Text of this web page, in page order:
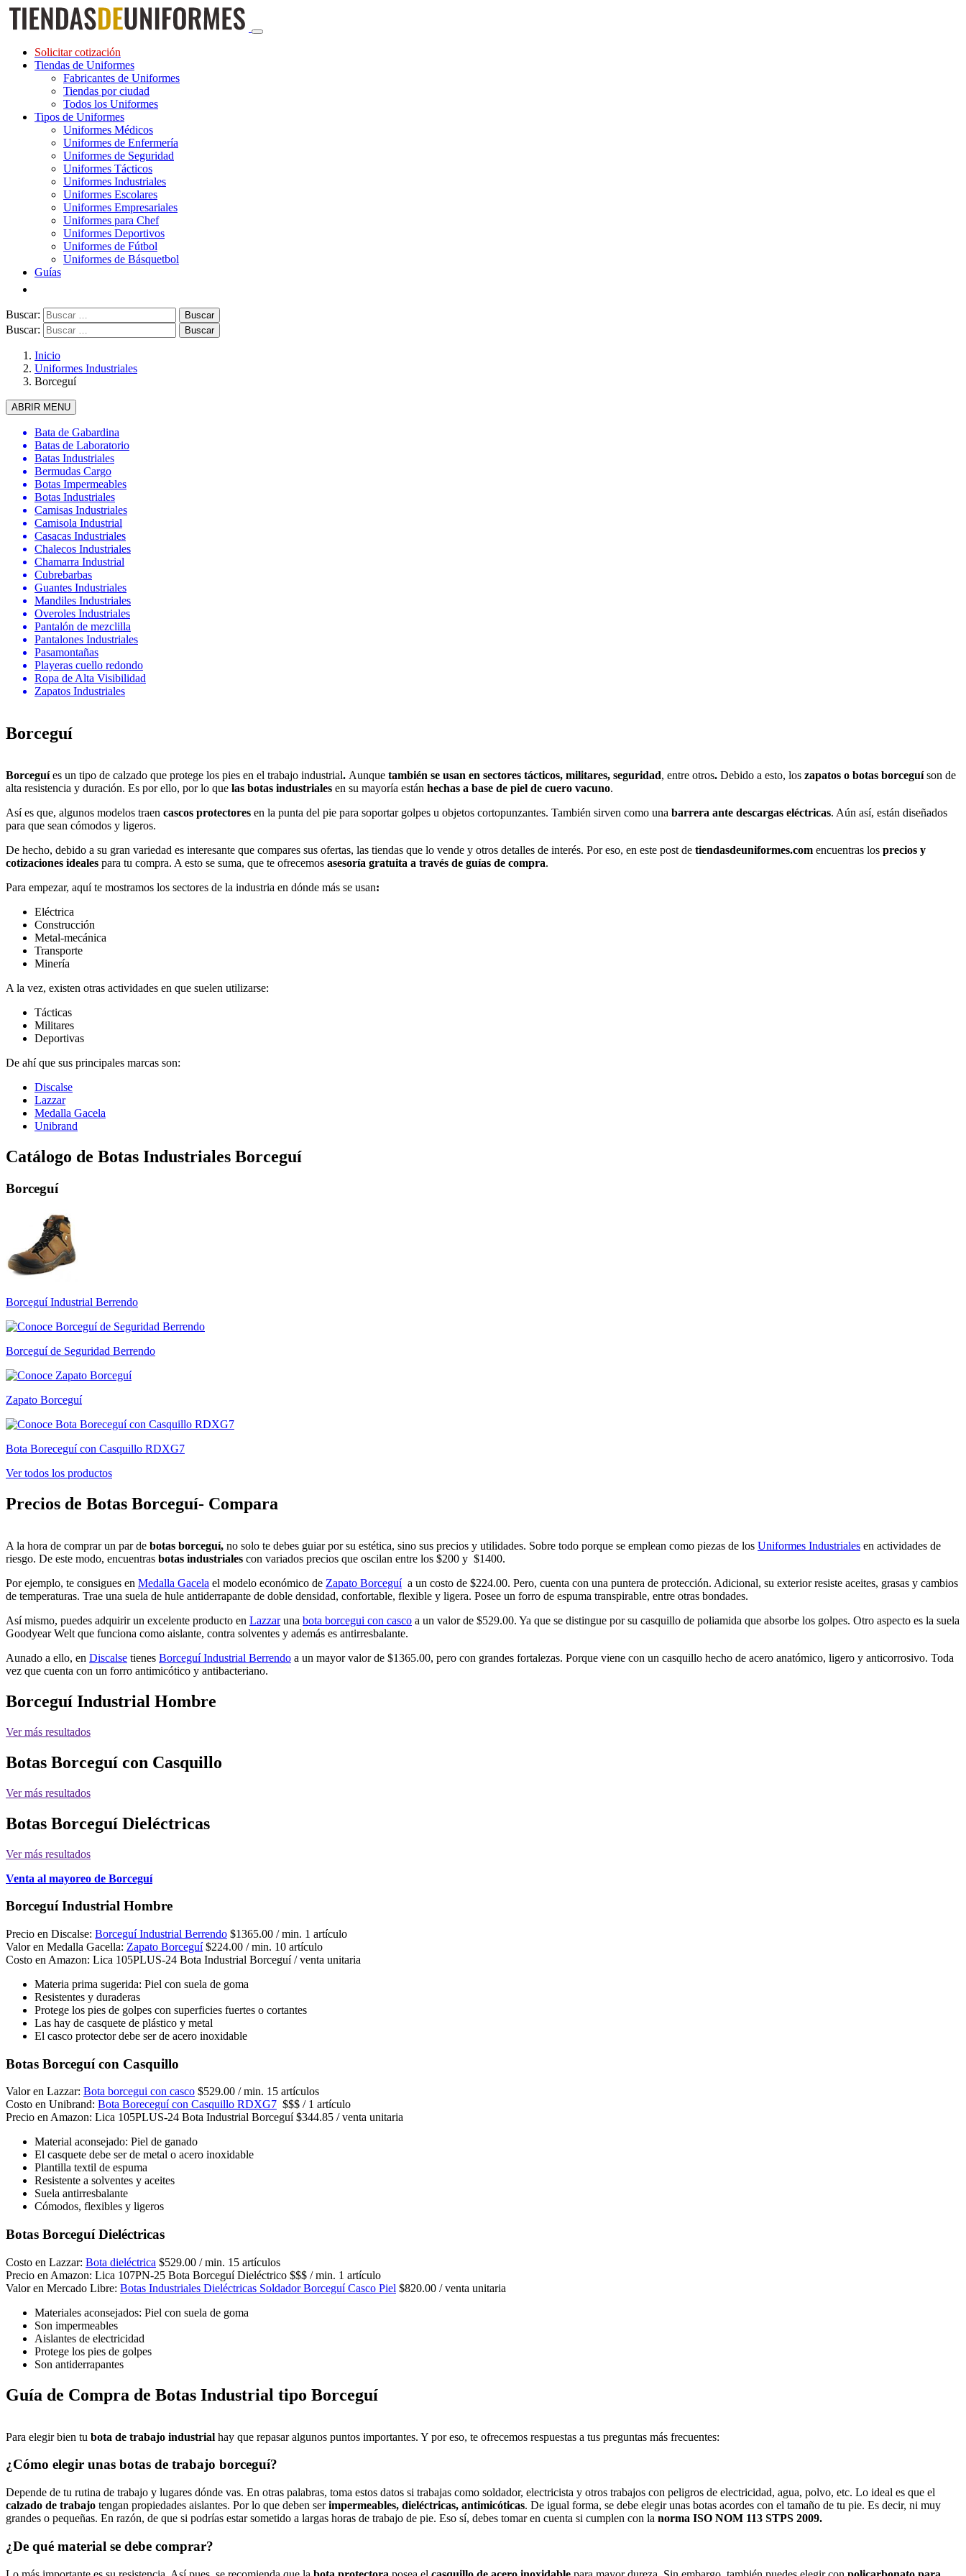
Solicitar cotización
Tiendas de Uniformes
Fabricantes de Uniformes
Tiendas por ciudad
Todos los Uniformes
Tipos de Uniformes
Uniformes Médicos
Uniformes de Enfermería
Uniformes de Seguridad
Uniformes Tácticos
Uniformes Industriales
Uniformes Escolares
Uniformes Empresariales
Uniformes para Chef
Uniformes Deportivos
Uniformes de Fútbol
Uniformes de Básquetbol
Guías
Buscar:
Buscar:
Inicio
Uniformes Industriales
Borceguí
ABRIR MENU
Bata de Gabardina
Batas de Laboratorio
Batas Industriales
Bermudas Cargo
Botas Impermeables
Botas Industriales
Camisas Industriales
Camisola Industrial
Casacas Industriales
Chalecos Industriales
Chamarra Industrial
Cubrebarbas
Guantes Industriales
Mandiles Industriales
Overoles Industriales
Pantalón de mezclilla
Pantalones Industriales
Pasamontañas
Playeras cuello redondo
Ropa de Alta Visibilidad
Zapatos Industriales
Borceguí
Borceguíes un tipo de calzado que protege los pies en el trabajo industrial. Aunque también se usan en sectores tácticos, militares, seguridad, entre otros. Debido a esto, los zapatos o botas borceguíson de
alta resistencia y duración. Es por ello, por lo que las botas industriales en su mayoría están hechas a base de piel de cuero vacuno.
Así es que, algunos modelos traen cascos protectores en la punta del pie para soportar golpes u objetos cortopunzantes. También sirven como una barrera ante descargas eléctricas. Aún así, están diseñados
para que sean cómodos y ligeros.
De hecho, debido a su gran variedad es interesante que compares sus ofertas, las tiendas que lo vende y otros detalles de interés. Por eso, en este post de tiendasdeuniformes.com encuentras los precios y
cotizaciones ideales para tu compra. A esto se suma, que te ofrecemos asesoría gratuita a través de guías de compra.
Para empezar, aquí te mostramos los sectores de la industria en dónde más se usan:
Eléctrica
Construcción
Metal-mecánica
Transporte
Minería
A la vez, existen otras actividades en que suelen utilizarse:
Tácticas
Militares
Deportivas
De ahí que sus principales marcas son:
Discalse
Lazzar
Medalla Gacela
Unibrand
Catálogo de Botas Industriales Borceguí
Borceguí
Borceguí Industrial Berrendo
Borceguí de Seguridad Berrendo
Zapato Borceguí
Bota Boreceguí con Casquillo RDXG7
Ver todos los productos
Precios de Botas Borceguí- Compara
A la hora de comprar un par de botas borceguí, no solo te debes guiar por su estética, sino sus precios y utilidades. Sobre todo porque se emplean como piezas de los Uniformes Industriales en actividades de
riesgo. De este modo, encuentras botas industriales con variados precios que oscilan entre los $200 y $1400.
Por ejemplo, te consigues en Medalla Gacela el modelo económico de Zapato Borceguía un costo de $224.00. Pero, cuenta con una puntera de protección. Adicional, su exterior resiste aceites, grasas y cambios
de temperaturas. Trae una suela de hule antiderrapante de doble densidad, confortable, flexible y ligera. Posee un forro de espuma transpirable, entre otras bondades.
Así mismo, puedes adquirir un excelente producto en Lazzaruna bota borcegui con casco a un valor de $529.00. Ya que se distingue por su casquillo de poliamida que absorbe los golpes. Otro aspecto es la suela
Goodyear Welt que funciona como aislante, contra solventes y además es antirresbalante.
Aunado a ello, en Discalse tienes Borceguí Industrial Berrendo a un mayor valor de $1365.00, pero con grandes fortalezas. Porque viene con un casquillo hecho de acero anatómico, ligero y anticorrosivo. Toda
vez que cuenta con un forro antimicótico y antibacteriano.
Borceguí Industrial Hombre
Ver más resultados
Botas Borceguí con Casquillo
Ver más resultados
Botas Borceguí Dieléctricas
Ver más resultados
Venta al mayoreo de Borceguí
Borceguí Industrial Hombre
Precio en Discalse: Borceguí Industrial Berrendo $1365.00 / min. 1 artículo
Valor en Medalla Gacella: Zapato Borceguí$224.00 / min. 10 artículo
Costo en Amazon: Lica 105PLUS-24 Bota Industrial Borceguí / venta unitaria
Materia prima sugerida: Piel con suela de goma
Resistentes y duraderas
Protege los pies de golpes con superficies fuertes o cortantes
Las hay de casquete de plástico y metal
El casco protector debe ser de acero inoxidable
Botas Borceguí con Casquillo
Valor en Lazzar: Bota borcegui con casco $529.00 / min. 15 artículos
Costo en Unibrand: Bota Boreceguí con Casquillo RDXG7 $$$ / 1 artículo
Precio en Amazon: Lica 105PLUS-24 Bota Industrial Borceguí $344.85 / venta unitaria
Material aconsejado: Piel de ganado
El casquete debe ser de metal o acero inoxidable
Plantilla textil de espuma
Resistente a solventes y aceites
Suela antirresbalante
Cómodos, flexibles y ligeros
Botas Borceguí Dieléctricas
Costo en Lazzar: Bota dieléctrica $529.00 / min. 15 artículos
Precio en Amazon: Lica 107PN-25 Bota Borceguí Dieléctrico $$$ / min. 1 artículo
Valor en Mercado Libre: Botas Industriales Dieléctricas Soldador Borceguí Casco Piel $820.00 / venta unitaria
Materiales aconsejados: Piel con suela de goma
Son impermeables
Aislantes de electricidad
Protege los pies de golpes
Son antiderrapantes
Guía de Compra de Botas Industrial tipo Borceguí
Para elegir bien tu bota de trabajo industrial hay que repasar algunos puntos importantes. Y por eso, te ofrecemos respuestas a tus preguntas más frecuentes:
¿Cómo elegir unas botas de trabajo borceguí?
Depende de tu rutina de trabajo y lugares dónde vas. En otras palabras, toma estos datos si trabajas como soldador, electricista y otros trabajos con peligros de electricidad, agua, polvo, etc. Lo ideal es que el
calzado de trabajo tengan propiedades aislantes. Por lo que deben serimpermeables, dieléctricas, antimicóticas. De igual forma, se debe elegir unas botas acordes con el tamaño de tu pie. Es decir, ni muy
grandes o pequeñas. En razón, de que si podrías estar sometido a largas horas de trabajo de pie. Eso sí, debes tomar en cuenta si cumplen con la norma ISO NOM 113 STPS 2009.
¿De qué material se debe comprar?